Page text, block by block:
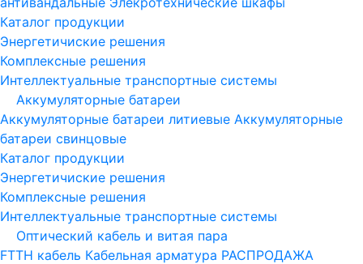
Каталог продукции
Энергетичиские решения
Комплексные решения
Интеллектуальные транспортные системы
Аккумуляторные батареи
Аккумуляторные батареи литиевые Аккумуляторные
батареи свинцовые
Каталог продукции
Энергетичиские решения
Комплексные решения
Интеллектуальные транспортные системы
Оптический кабель и витая пара
FTTH кабель Кабельная арматура РАСПРОДАЖА